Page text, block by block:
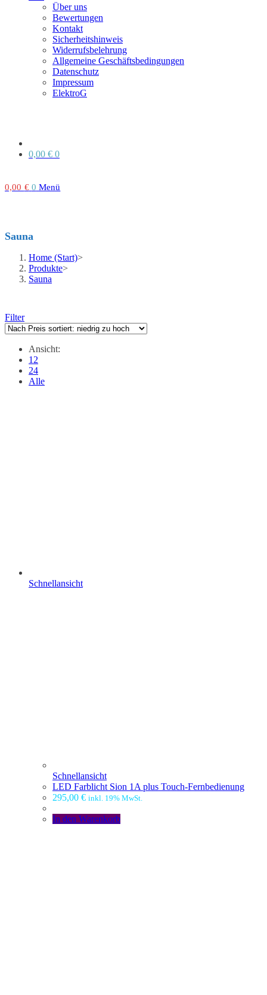
Über uns
Bewertungen
Kontakt
Sicherheitshinweis
Widerrufsbelehrung
Allgemeine Geschäftsbedingungen
Datenschutz
Impressum
ElektroG
0,00 € 0
0,00 € 0 Menü
Sauna
Home (Start)>
Produkte>
Sauna
Filter
Ansicht:
12
24
Alle
Schnellansicht
Schnellansicht
LED Farblicht Sion 1A plus Touch-Fernbedienung
295,00 € inkl. 19% MwSt.
In den Warenkorb